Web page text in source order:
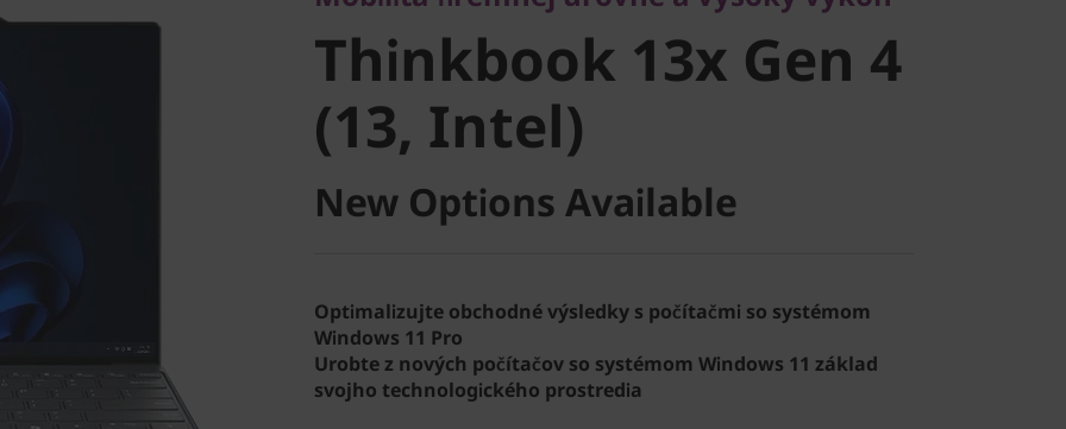
4 (13, Intel)
Thinkbook 13x Gen 4
(13, Intel)
New Options Available
Optimalizujte obchodné výsledky s počítačmi so systémom
Windows 11 Pro
Urobte z nových počítačov so systémom Windows 11 základ
svojho technologického prostredia